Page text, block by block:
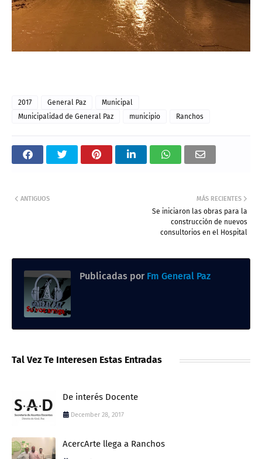
2017 General Paz
Municipal
Municipalidad de General Paz
municipio Ranchos
MÁS RECIENTES
Se iniciaron las obras para la
construcción de nuevos
consultorios en el Hospital
ANTIGUOS
Publicadas por Fm General Paz
Tal Vez Te Interesen Estas Entradas
De interés Docente
December 28, 2017
AcercArte llega a Ranchos